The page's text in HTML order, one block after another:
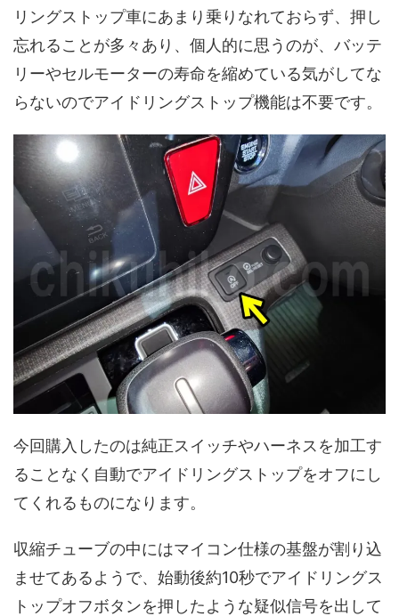
リングストップ車にあまり乗りなれておらず、押し
忘れることが多々あり、個人的に思うのが、バッテ
リーやセルモーターの寿命を縮めている気がしてな
らないのでアイドリングストップ機能は不要です。
今回購入したのは純正スイッチやハーネスを加工す
ることなく自動でアイドリングストップをオフにし
てくれるものになります。
収縮チューブの中にはマイコン仕様の基盤が割り込
ませてあるようで、始動後約10秒でアイドリングス
トップオフボタンを押したような疑似信号を出して